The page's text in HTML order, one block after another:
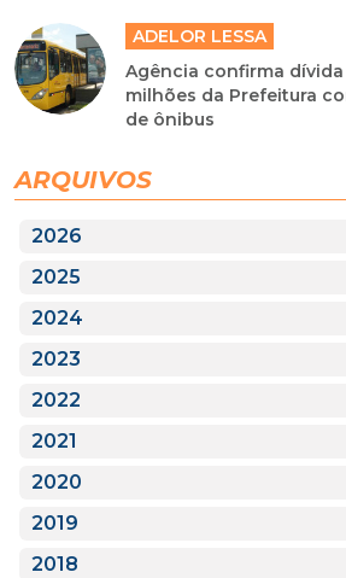
ADELOR LESSA
Agência confirma dívida
milhões da Prefeitura
de ônibus
ARQUIVOS
2026
2025
2024
2023
2022
2021
2020
2019
2018